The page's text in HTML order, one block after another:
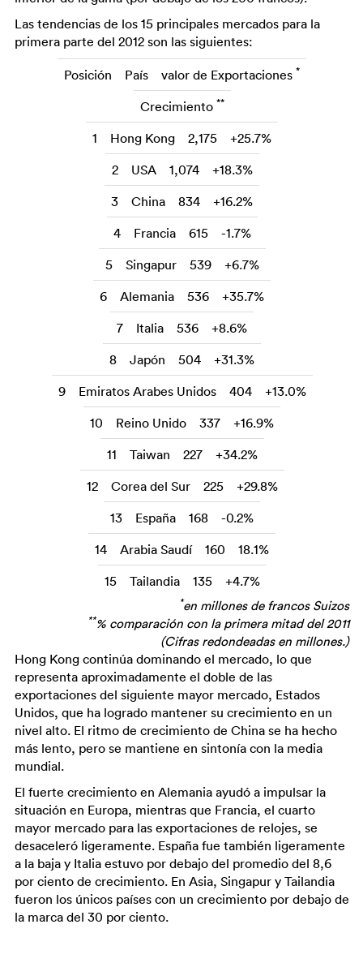
Las tendencias de los 15 principales mercados para la
primera parte del 2012 son las siguientes:
Posición País valor de Exportaciones *
Crecimiento **
1 Hong Kong 2,175
+25.7%
2
USA 1,074
+18.3%
3
China 834
+16.2%
4
Francia 615
-1.7%
5
Singapur 539
+6.7%
6
Alemania 536
+35.7%
7
Italia 536
+8.6%
8
Japón 504
+31.3%
9
Emiratos Arabes Unidos 404
+13.0%
10
Reino Unido 337
+16.9%
11
Taiwan 227
+34.2%
12
Corea del Sur 225
+29.8%
13
España 168
-0.2%
14
Arabia Saudí 160
18.1%
15
Tailandia 135 +4.7%
*en millones de francos Suizos
**% comparación con la primera mitad del 2011
(Cifras redondeadas en millones.)
Hong Kong continúa dominando el mercado, lo que
representa aproximadamente el doble de las
exportaciones del siguiente mayor mercado, Estados
Unidos, que ha logrado mantener su crecimiento en un
nivel alto. El ritmo de crecimiento de China se ha hecho
más lento, pero se mantiene en sintonía con la media
mundial.
El fuerte crecimiento en Alemania ayudó a impulsar la
situación en Europa, mientras que Francia, el cuarto
mayor mercado para las exportaciones de relojes, se
desaceleró ligeramente. España fue también ligeramente
a la baja y Italia estuvo por debajo del promedio del 8,6
por ciento de crecimiento. En Asia, Singapur y Tailandia
fueron los únicos países con un crecimiento por debajo de
la marca del 30 por ciento.